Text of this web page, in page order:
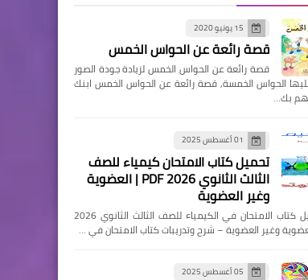
15 يونيو 2020
قصة رائعة عن الحواس الخمس
قصة رائعة عن الحواس الخمس لزيادة جودة الصور
الحواس الخمسة, قصة رائعة عن الحواس الخمس ابنك
بك…
01 أغسطس 2025
تحميل كتاب الامتحان كيمياء للصف
الثالث الثانوي 2026 PDF | العضوية
وغير العضوية
📘 تحميل كتاب الامتحان في الكيمياء للصف الثالث الثانوي 2026
05 أغسطس 2025